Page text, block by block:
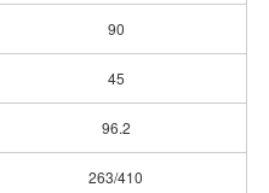
90
45
96.2
263/410